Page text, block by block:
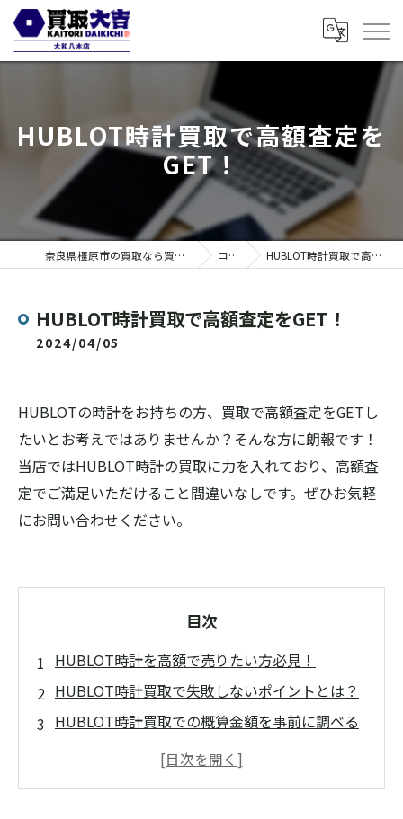
HUBLOT時計買取で高額査定を
GET！
奈良県橿原市の買取なら買取大吉 大和八木店 コラム HUBLOT時計買取で高額査定をGET！
HUBLOT時計買取で高額査定をGET！
2024/04/05
HUBLOTの時計をお持ちの方、買取で高額査定をGETし
たいとお考えではありませんか？そんな方に朗報です！
当店ではHUBLOT時計の買取に力を入れており、高額査
定でご満足いただけること間違いなしです。ぜひお気軽
にお問い合わせください。
目次
HUBLOT時計を高額で売りたい方必見！
HUBLOT時計買取で失敗しないポイントとは？
HUBLOT時計買取での概算金額を事前に調べる